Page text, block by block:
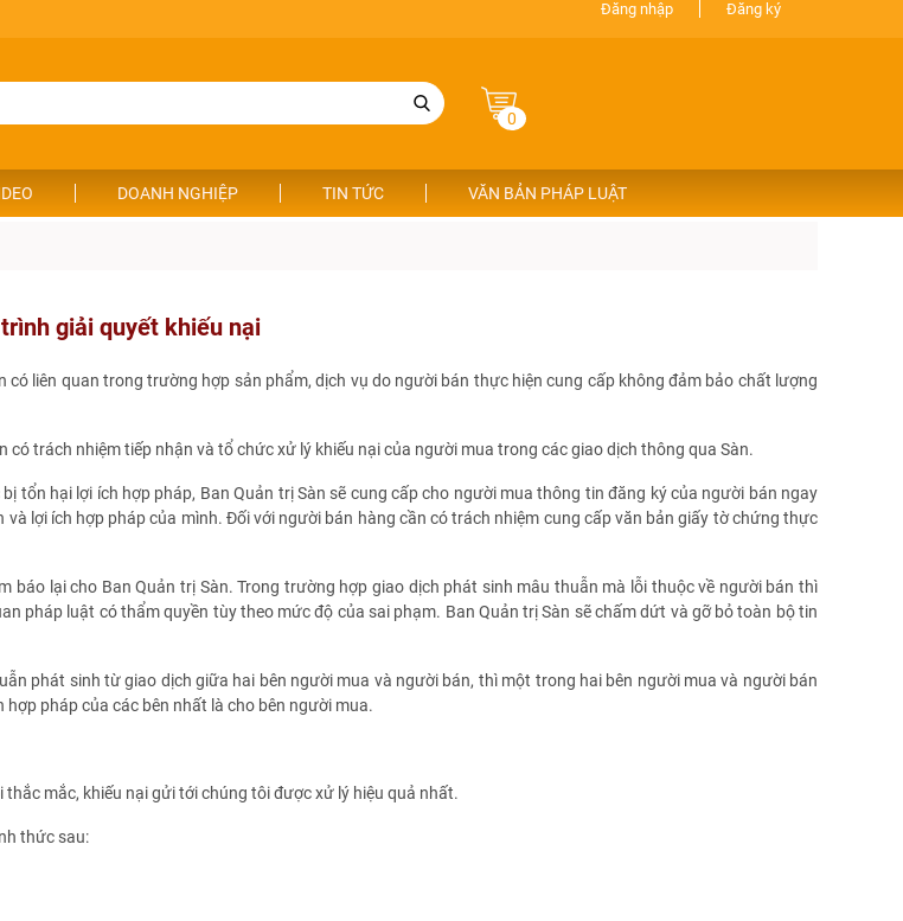
Đăng nhập Đăng ký
0
DOANH NGHIỆP TIN TỨC VĂN BẢN PHÁP LUẬT
giải quyết khiếu nại
liên quan trong trường hợp sản phẩm, dịch vụ do người bán thực hiện cung cấp không đảm bảo chất lượng
trách nhiệm tiếp nhận và tổ chức xử lý khiếu nại của người mua trong các giao dịch thông qua Sàn.
tổn hại lợi ích hợp pháp, Ban Quản trị Sàn sẽ cung cấp cho người mua thông tin đăng ký của người bán ngay
lợi ích hợp pháp của mình. Đối với người bán hàng cần có trách nhiệm cung cấp văn bản giấy tờ chứng thực
lại cho Ban Quản trị Sàn. Trong trường hợp giao dịch phát sinh mâu thuẫn mà lỗi thuộc về người bán thì
pháp luật có thẩm quyền tùy theo mức độ của sai phạm. Ban Quản trị Sàn sẽ chấm dứt và gỡ bỏ toàn bộ tin
phát sinh từ giao dịch giữa hai bên người mua và người bán, thì một trong hai bên người mua và người bán
pháp của các bên nhất là cho bên người mua.
mắc, khiếu nại gửi tới chúng tôi được xử lý hiệu quả nhất.
thức sau: